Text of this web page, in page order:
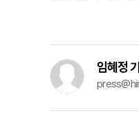
임혜정